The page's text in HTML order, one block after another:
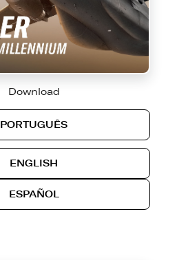
Download
PORTUGUÊS
ENGLISH
ESPAÑOL